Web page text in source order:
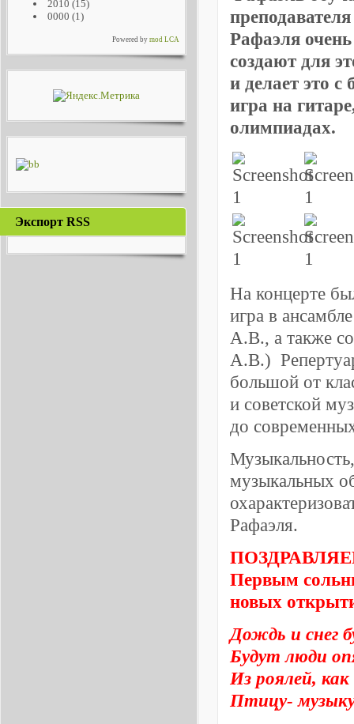
2010 (15)
0000 (1)
Powered bymod LCA
Экспорт RSS
Рафаэля
создают для
и делает это
игра на
олимпиадах.
На концерте
игра в
А.В., а также
А.В.)
большой от
и советской
до
музыкальных
Рафаэля.
ПОЗДРАВЛЯЕМ
Первым
новых
Дождь и снег
Будут люди
Из роялей,
Птицу-